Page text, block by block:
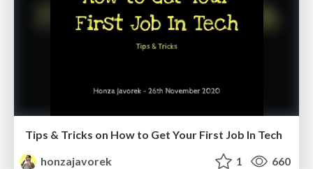
Tips & Tricks on How to Get Your First Job In Tech
honzajavorek
1 660